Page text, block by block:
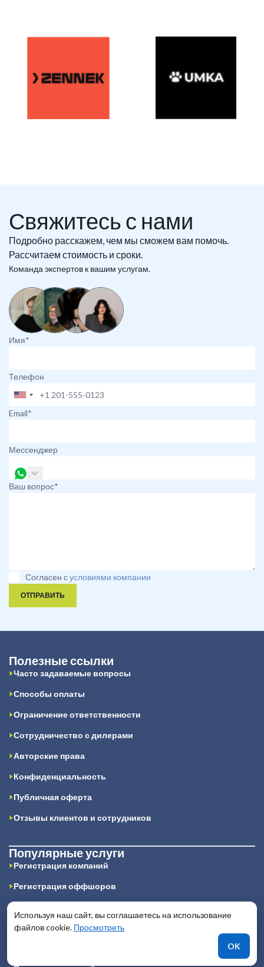
Свяжитесь с нами
Подробно расскажем, чем мы сможем вам помочь.
Рассчитаем стоимость и сроки.
Команда экспертов к вашим услугам.
Имя*
Телефон
Email*
Мессенджер
Ваш вопрос*
Согласен сусловиями компании
ОТПРАВИТЬ
Полезные ссылки
Часто задаваемые вопросы
Способы оплаты
Ограничение ответственности
Сотрудничество с дилерами
Авторские права
Конфиденциальность
Публичная оферта
Отзывы клиентов и сотрудников
Популярные услуги
Регистрация компаний
Регистрация оффшоров
IT юридические услуги
Используя наш сайт, вы соглашаетесь на использование
файлов cookie. Просмотреть
OK